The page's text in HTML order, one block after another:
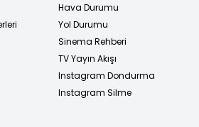
Hava Durumu
Yol Durumu
Sinema Rehberi
TV Yayın Akışı
Instagram Dondurma
Instagram Silme